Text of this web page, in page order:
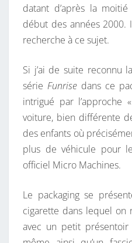
I
E
L
datant d’après la
début des années
recherche à ce sujet.
Si j’ai de suite reconnu la
série Funrise dans ce
intrigué par l’approche
voiture, bien différente
des enfants où
plus de véhicule pour
officiel Micro Machines.
Le packaging se
cigarette dans lequel on
avec un petit